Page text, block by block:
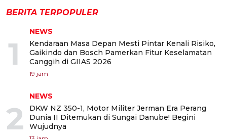
BERITA TERPOPULER
1
NEWS
Kendaraan Masa Depan Mesti Pintar Kenali Risiko,
Gaikindo dan Bosch Pamerkan Fitur Keselamatan
Canggih di GIIAS 2026
19 jam
2
NEWS
DKW NZ 350-1, Motor Militer Jerman Era Perang
Dunia II Ditemukan di Sungai Danube! Begini
Wujudnya